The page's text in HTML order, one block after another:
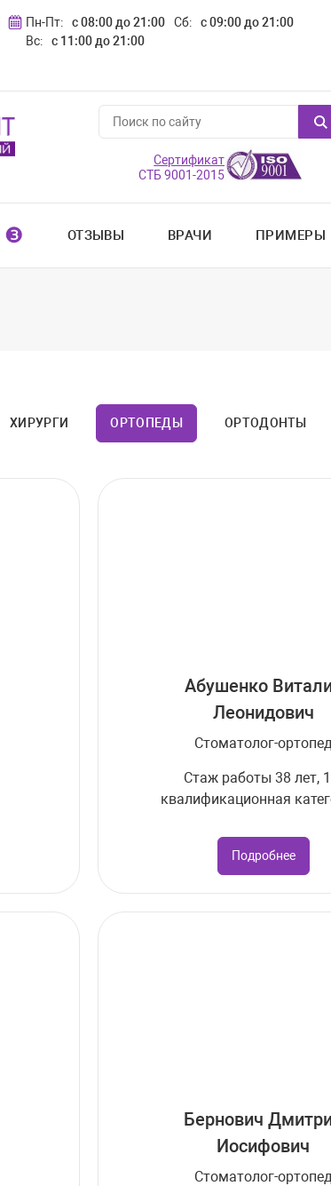
Пн-Пт: с 08:00 до 21:00 Сб:
с 09:00 до 21:00
Вс:
с 11:00 до 21:00
Сертификат
СТБ 9001-2015
❸ ОТЗЫВЫ ВРАЧИ ПРИМЕРЫ
ХИРУРГИ ОРТОПЕДЫ ОРТОДОНТЫ
Абушенко
Леонидович
Стоматолог-
Стаж работы 38 лет,
квалификационная
Подробнее
Бернович
Иосифович
Стоматолог-